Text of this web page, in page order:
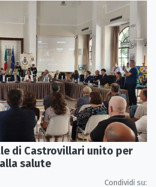
di Castrovillari unito per
salute
Condividi su: